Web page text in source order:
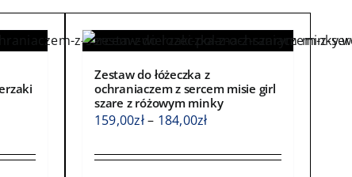
Zestaw do łóżeczka z
ochraniaczem z sercem misie girl
szare z różowym minky
159,00zł– 184,00złZakres
od